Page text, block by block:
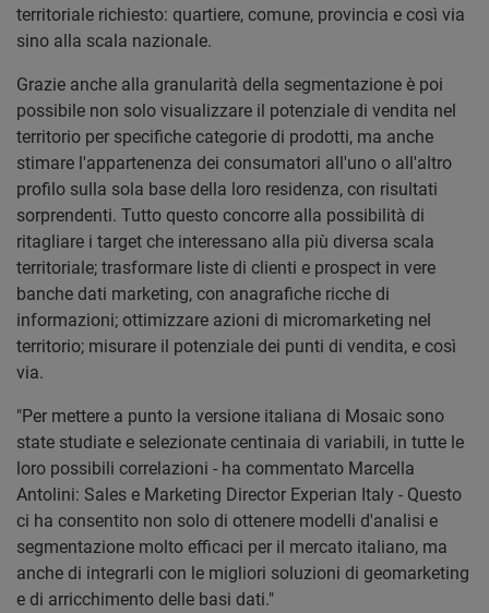
territoriale richiesto: quartiere, comune, provincia e così via
sino alla scala nazionale.
Grazie anche alla granularità della segmentazione è poi
possibile non solo visualizzare il potenziale di vendita nel
territorio per specifiche categorie di prodotti, ma anche
stimare l'appartenenza dei consumatori all'uno o all'altro
profilo sulla sola base della loro residenza, con risultati
sorprendenti. Tutto questo concorre alla possibilità di
ritagliare i target che interessano alla più diversa scala
territoriale; trasformare liste di clienti e prospect in vere
banche dati marketing, con anagrafiche ricche di
informazioni; ottimizzare azioni di micromarketing nel
territorio; misurare il potenziale dei punti di vendita, e così
via.
"Per mettere a punto la versione italiana di Mosaic sono
state studiate e selezionate centinaia di variabili, in tutte le
loro possibili correlazioni - ha commentato Marcella
Antolini: Sales e Marketing Director Experian Italy - Questo
ci ha consentito non solo di ottenere modelli d'analisi e
segmentazione molto efficaci per il mercato italiano, ma
anche di integrarli con le migliori soluzioni di geomarketing
e di arricchimento delle basi dati."